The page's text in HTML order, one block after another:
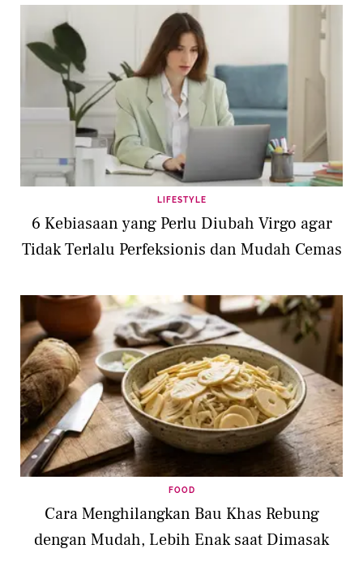
LIFESTYLE
6 Kebiasaan yang Perlu Diubah Virgo agar
Tidak Terlalu Perfeksionis dan Mudah Cemas
FOOD
Cara Menghilangkan Bau Khas Rebung
dengan Mudah, Lebih Enak saat Dimasak